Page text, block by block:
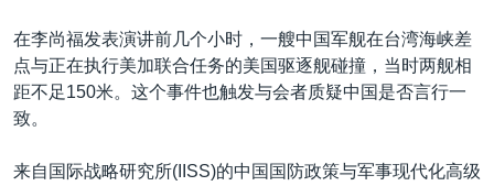
在李尚福发表演讲前几个小时，一艘中国军舰在台湾海峡差
点与正在执行美加联合任务的美国驱逐舰碰撞，当时两舰相
距不足150米。这个事件也触发与会者质疑中国是否言行一
致。
来自国际战略研究所(IISS)的中国国防政策与军事现代化高级